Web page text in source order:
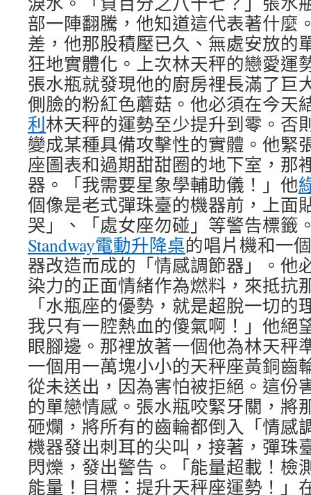
部一陣翻騰，他知道這代表著什麼
差，他那股積壓已久、無處安放的
狂地實體化。上次林天秤的戀愛運
張水瓶就發現他的廚房裡長滿了巨
側臉的粉紅色蘑菇。他必須在今天
利林天秤的運勢至少提升到零。否
變成某種具備攻擊性的實體。他緊
座圖表和過期甜甜圈的地下室，那
器。「我需要星象學輔助儀！」他
個像是老式彈珠臺的機器前，上面
哭」、「處女座勿碰」等警告標籤
Standway電動升降桌的唱片機和一
器改造而成的「情感調節器」。他
染力的正面情緒作為燃料，來抵抗
「水瓶座的優勢，就是超脫一切
我只有一腔熱血的傻氣啊！」他絕
眼腳邊。那裡放著一個他為林天秤
一個用一萬塊小小的天秤座黃銅齒
從未送出，因為害怕被拒絕。這份
的單戀情感。張水瓶咬緊牙關，將
砸爛，將所有的齒輪都倒入「情感
機器發出刺耳的尖叫，接著，彈珠
閃爍，發出警告。「能量超載！檢
能量！目標：提升天秤座運勢！」